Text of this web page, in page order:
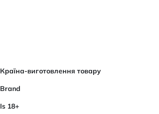
Характеристики
Країна-виготовлення товару
Brand
Is 18+